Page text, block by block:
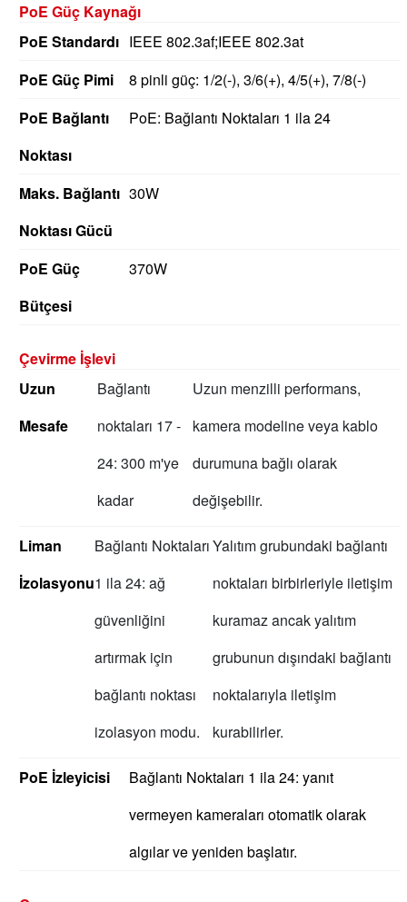
PoE Güç Kaynağı
PoE Standardı IEEE 802.3af;IEEE 802.3at
PoE Güç Pimi
8 pinli güç: 1/2(-), 3/6(+), 4/5(+), 7/8(-)
PoE Bağlantı
Noktası
PoE: Bağlantı Noktaları 1 ila 24
Maks. Bağlantı
Noktası Gücü
30W
PoE Güç
Bütçesi
370W
Çevirme İşlevi
Uzun
Mesafe
Bağlantı
noktaları 17 -
24: 300 m'ye
kadar
Uzun menzilli performans,
kamera modeline veya kablo
durumuna bağlı olarak
değişebilir.
Liman
İzolasyonu
Bağlantı Noktaları
1 ila 24: ağ
güvenliğini
artırmak için
bağlantı noktası
izolasyon modu.
Yalıtım grubundaki bağlantı
noktaları birbirleriyle iletişim
kuramaz ancak yalıtım
grubunun dışındaki bağlantı
noktalarıyla iletişim
kurabilirler.
PoE İzleyicisi
Bağlantı Noktaları 1 ila 24: yanıt
vermeyen kameraları otomatik olarak
algılar ve yeniden başlatır.